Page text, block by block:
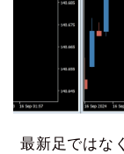
最新足ではな